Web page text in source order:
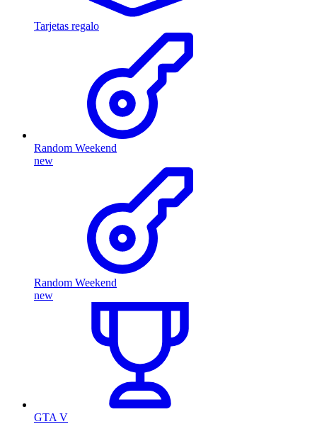
Tarjetas regalo
Random Weekend
new
Random Weekend
new
GTA V